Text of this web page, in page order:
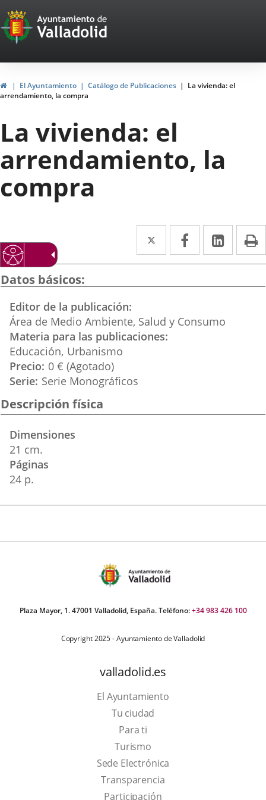
Portal
Web
del
Ayuntamiento
de
Valladolid
HomeEl Ayuntamiento Catálogo de Publicaciones
La vivienda: el
arrendamiento, la compra
La vivienda: el
arrendamiento, la
compra
Twitter
Enlace
a
externa.
Facebook
Enlace
a
externa.
Enlace
a
Datos básicos
Editor de la publicación
Área de Medio Ambiente, Salud y Consumo
Materia para las publicaciones
Educación Urbanismo
Precio 0 € (Agotado)
Serie Serie Monográficos
Descripción física
Dimensiones
21 cm.
Páginas
24 p.
Plaza Mayor, 1. 47001 Valladolid, España. Teléfono:+34 983 426 100
Copyright 2025 - Ayuntamiento de Valladolid
valladolid.es
El Ayuntamiento
Tu ciudad
Para ti
TurismoThis
link
will
open
Sede Electrónica
Transparencia
Participación